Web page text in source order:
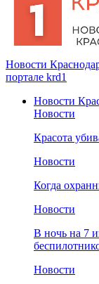
Новости
портале krd1
Новости
Новости
Красота
Новости
Когда
Новости
В ночь на 7
Новости